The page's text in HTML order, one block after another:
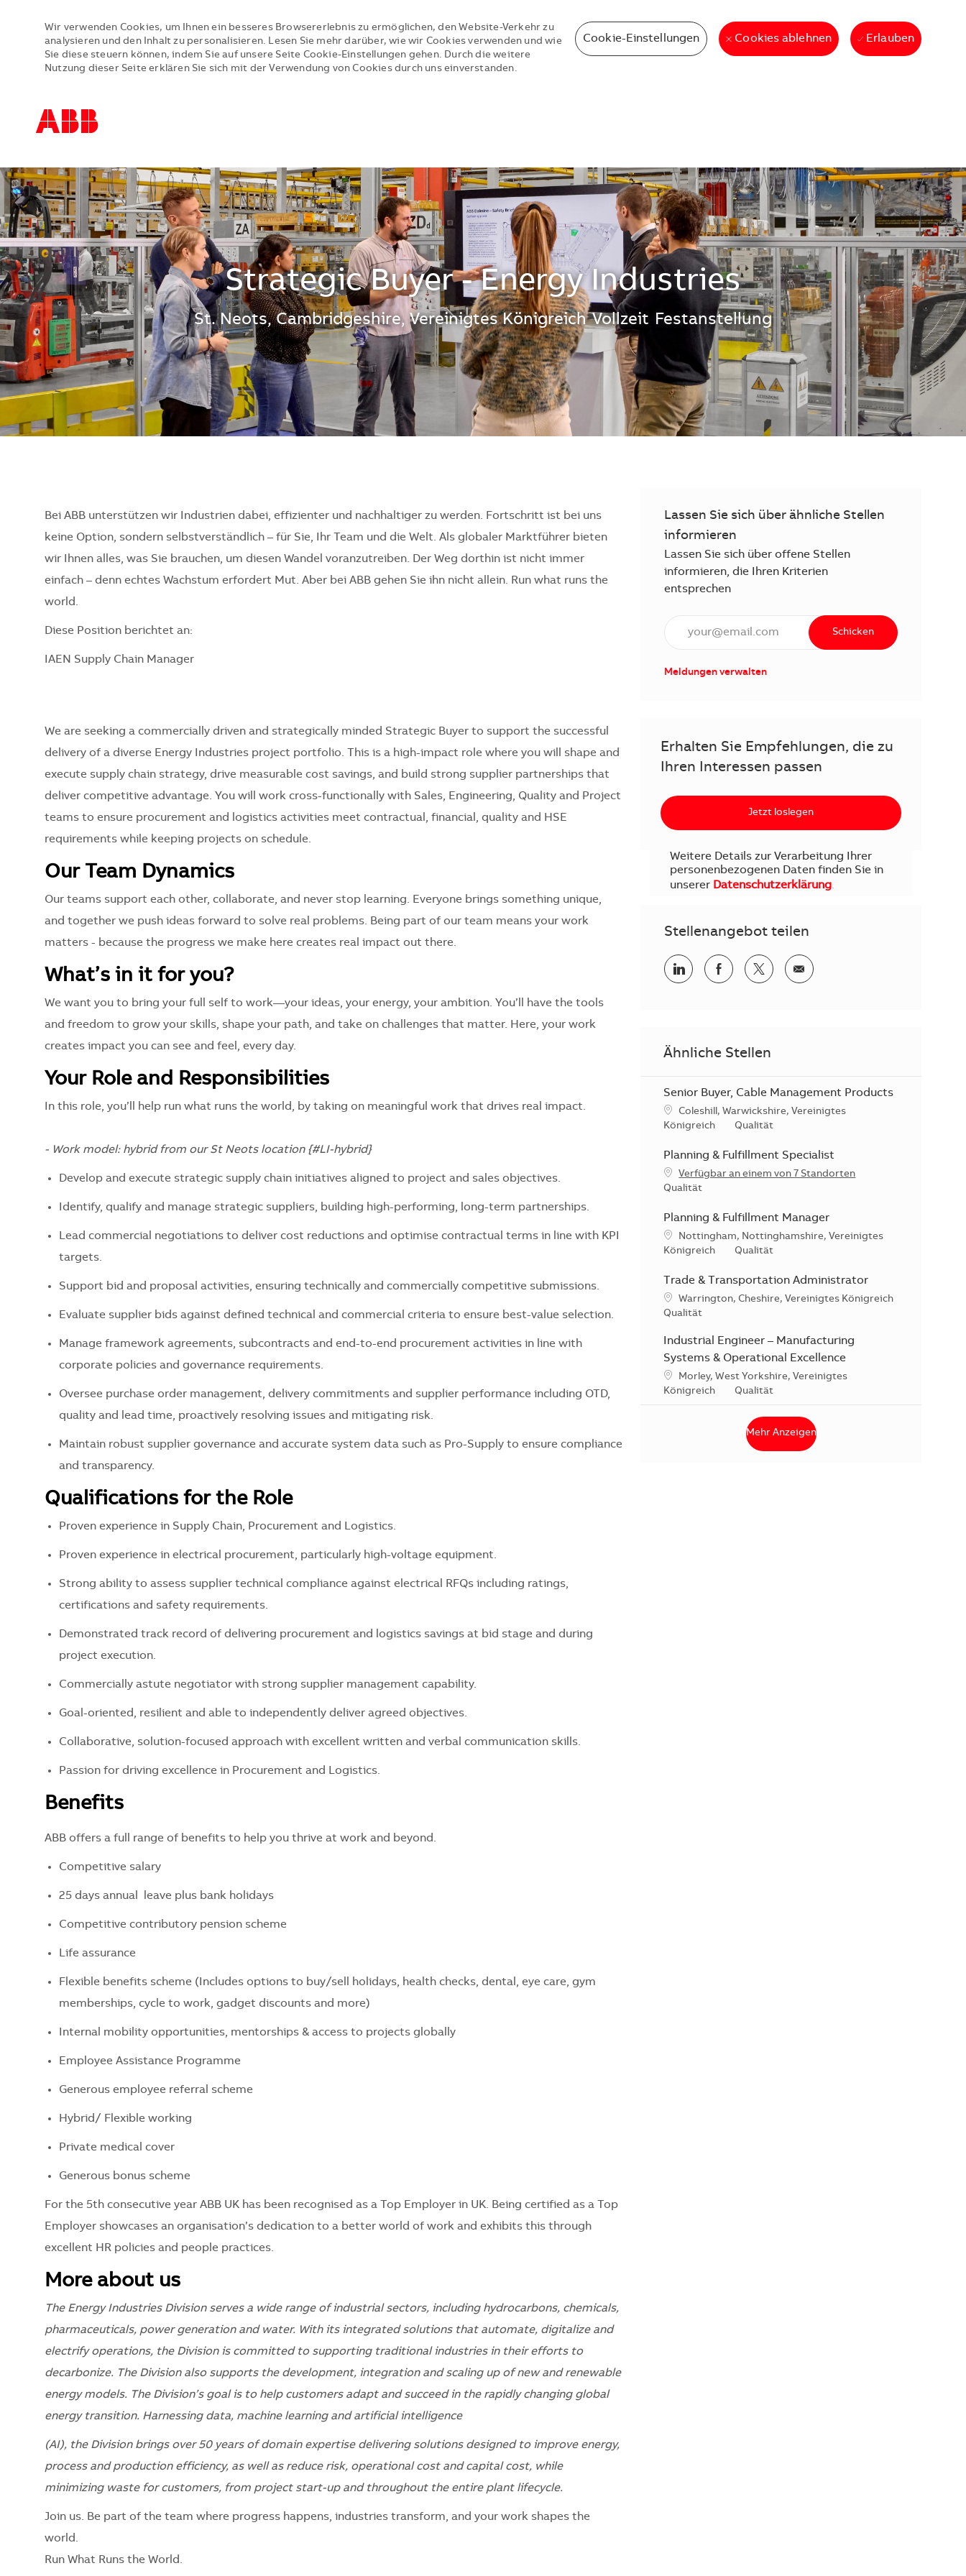
--
Wir verwenden Cookies, um Ihnen ein besseres Browsererlebnis zu ermöglichen, den Website-Verkehr zu
analysieren und den Inhalt zu personalisieren. Lesen Sie mehr darüber, wie wir Cookies verwenden und wie
Sie diese steuern können, indem Sie auf unsere Seite Cookie-Einstellungen gehen. Durch die weitere
Nutzung dieser Seite erklären Sie sich mit der Verwendung von Cookies durch uns einverstanden.
Cookie-Einstellungen Cookies ablehnen Erlauben
Strategic Buyer - Energy Industries
Standort
St. Neots, Cambridgeshire, Vereinigtes Königreich Vollzeit Festanstellung
Bei ABB unterstützen wir Industrien dabei, effizienter und nachhaltiger zu werden. Fortschritt ist bei uns
keine Option, sondern selbstverständlich – für Sie, Ihr Team und die Welt. Als globaler Marktführer bieten
wir Ihnen alles, was Sie brauchen, um diesen Wandel voranzutreiben. Der Weg dorthin ist nicht immer
einfach – denn echtes Wachstum erfordert Mut. Aber bei ABB gehen Sie ihn nicht allein. Run what runs the
world.
Diese Position berichtet an:
IAEN Supply Chain Manager
We are seeking a commercially driven and strategically minded Strategic Buyer to support the successful
delivery of a diverse Energy Industries project portfolio. This is a high-impact role where you will shape and
execute supply chain strategy, drive measurable cost savings, and build strong supplier partnerships that
deliver competitive advantage. You will work cross-functionally with Sales, Engineering, Quality and Project
teams to ensure procurement and logistics activities meet contractual, financial, quality and HSE
requirements while keeping projects on schedule.
Our Team Dynamics
Our teams support each other, collaborate, and never stop learning. Everyone brings something unique,
and together we push ideas forward to solve real problems. Being part of our team means your work
matters - because the progress we make here creates real impact out there.
What’s in it for you?
We want you to bring your full self to work—your ideas, your energy, your ambition. You’ll have the tools
and freedom to grow your skills, shape your path, and take on challenges that matter. Here, your work
creates impact you can see and feel, every day.
Your Role and Responsibilities
In this role, you’ll help run what runs the world, by taking on meaningful work that drives real impact.
- Work model: hybrid from our St Neots location {#LI-hybrid}
Develop and execute strategic supply chain initiatives aligned to project and sales objectives.
Identify, qualify and manage strategic suppliers, building high-performing, long-term partnerships.
Lead commercial negotiations to deliver cost reductions and optimise contractual terms in line with KPI
targets.
Support bid and proposal activities, ensuring technically and commercially competitive submissions.
Evaluate supplier bids against defined technical and commercial criteria to ensure best-value selection.
Manage framework agreements, subcontracts and end-to-end procurement activities in line with
corporate policies and governance requirements.
Oversee purchase order management, delivery commitments and supplier performance including OTD,
quality and lead time, proactively resolving issues and mitigating risk.
Maintain robust supplier governance and accurate system data such as Pro-Supply to ensure compliance
and transparency.
Qualifications for the Role
Proven experience in Supply Chain, Procurement and Logistics.
Proven experience in electrical procurement, particularly high-voltage equipment.
Strong ability to assess supplier technical compliance against electrical RFQs including ratings,
certifications and safety requirements.
Demonstrated track record of delivering procurement and logistics savings at bid stage and during
project execution.
Commercially astute negotiator with strong supplier management capability.
Goal-oriented, resilient and able to independently deliver agreed objectives.
Collaborative, solution-focused approach with excellent written and verbal communication skills.
Passion for driving excellence in Procurement and Logistics.
Benefits
ABB offers a full range of benefits to help you thrive at work and beyond.
Competitive salary
25 days annual leave plus bank holidays
Competitive contributory pension scheme
Life assurance
Flexible benefits scheme (Includes options to buy/sell holidays, health checks, dental, eye care, gym
memberships, cycle to work, gadget discounts and more)
Internal mobility opportunities, mentorships & access to projects globally
Employee Assistance Programme
Generous employee referral scheme
Hybrid/ Flexible working
Private medical cover
Generous bonus scheme
For the 5th consecutive year ABB UK has been recognised as a Top Employer in UK. Being certified as a Top
Employer showcases an organisation’s dedication to a better world of work and exhibits this through
excellent HR policies and people practices.
More about us
The Energy Industries Division serves a wide range of industrial sectors, including hydrocarbons, chemicals,
pharmaceuticals, power generation and water. With its integrated solutions that automate, digitalize and
electrify operations, the Division is committed to supporting traditional industries in their efforts to
decarbonize. The Division also supports the development, integration and scaling up of new and renewable
energy models. The Division’s goal is to help customers adapt and succeed in the rapidly changing global
energy transition. Harnessing data, machine learning and artificial intelligence
(AI), the Division brings over 50 years of domain expertise delivering solutions designed to improve energy,
process and production efficiency, as well as reduce risk, operational cost and capital cost, while
minimizing waste for customers, from project start-up and throughout the entire plant lifecycle.
Join us. Be part of the team where progress happens, industries transform, and your work shapes the
world.
Run What Runs the World.
Lassen Sie sich über ähnliche Stellen
informieren
Lassen Sie sich über offene Stellen
informieren, die Ihren Kriterien
entsprechen
E-Mail Adresse eingeben (erforderlich)
Schicken
Meldungen verwalten
Erhalten Sie Empfehlungen, die zu
Ihren Interessen passen
Jetzt loslegen
Weitere Details zur Verarbeitung Ihrer
personenbezogenen Daten finden Sie in
unserer Datenschutzerklärung.
Stellenangebot teilen
Teilen via LinkedInTeilen via Facebook
Teilen via Twitter
Teilen via E-Mail
Ähnliche Stellen
Senior Buyer, Cable Management Products
Standort
Coleshill, Warwickshire, Vereinigtes
Königreich
Kategorie
Qualität
Planning & Fulfillment Specialist
Verfügbar an einem von 7 Standorten
Kategorie
Qualität
Planning & Fulfillment Manager
Standort
Nottingham, Nottinghamshire, Vereinigtes
Königreich
Kategorie
Qualität
Trade & Transportation Administrator
Standort
Warrington, Cheshire, Vereinigtes Königreich
Kategorie
Qualität
Industrial Engineer – Manufacturing
Systems & Operational Excellence
Standort
Morley, West Yorkshire, Vereinigtes
Königreich
Kategorie
Qualität
Mehr Anzeigen